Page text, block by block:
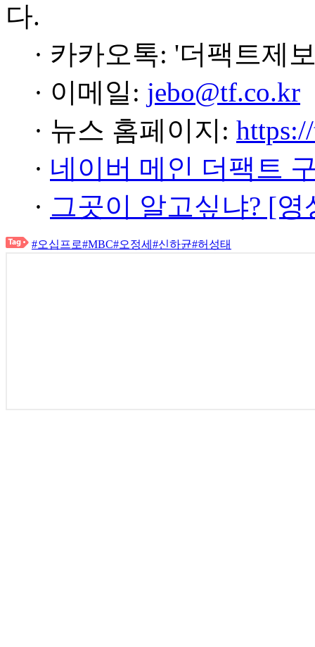
다.
· 카카오톡: '더팩트제
· 이메일: jebo@tf.co.kr
· 뉴스 홈페이지:
· 네이버 메인 더팩트
· 그곳이 알고싶냐? [
#오십프로#MBC#오정세 #신하균#허성태